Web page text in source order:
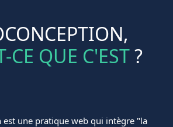
CE QUE C'EST?
est une pratique web qui intègre "la